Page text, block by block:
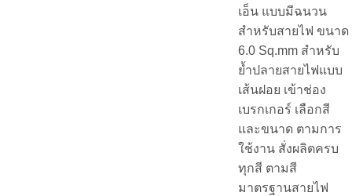
เอ็น แบบมีฉนวน
สำหรับสายไฟ ขนาด
6.0 Sq.mm สำหรับ
ย้ำปลายสายไฟแบบ
เส้นฝอย เข้าช่อง
เบรกเกอร์ เลือกสี
และขนาด ตามการ
ใช้งาน สั่งผลิตครบ
ทุกสี ตามสี
มาตรฐานสายไฟ